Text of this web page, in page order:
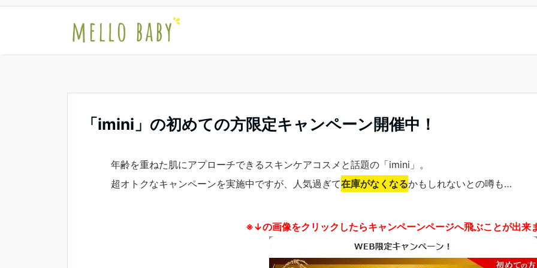
「imini」の初めての方限定キャンペーン開催中！
年齢を重ねた肌にアプローチできるスキンケアコスメと話題の「imini」。
超オトクなキャンペーンを実施中ですが、人気過ぎて在庫がなくなるかもしれないとの噂も…
※↓の画像をクリックしたらキャンペーンページへ飛ぶことが出来